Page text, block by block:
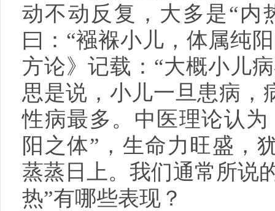
动不动反复，大多是“内
曰：“襁褓小儿，体属纯
方论》记载：“大概小儿
思是说，小儿一旦患病，
性病最多。中医理论认
阳之体”，生命力旺盛，
蒸蒸日上。我们通常所说
热”有哪些表现？